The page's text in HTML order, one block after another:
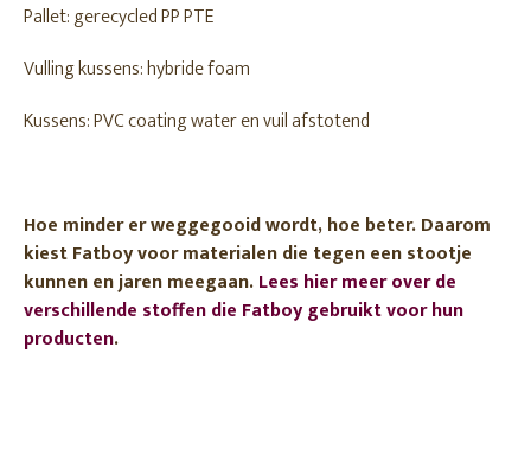
Pallet: gerecycled PP PTE
Vulling kussens: hybride foam
Kussens: PVC coating water en vuil afstotend
Hoe minder er weggegooid wordt, hoe beter. Daarom
kiest Fatboy voor materialen die tegen een stootje
kunnen en jaren meegaan.Lees hier meer over de
verschillende stoffen die Fatboy gebruikt voor hun
producten.